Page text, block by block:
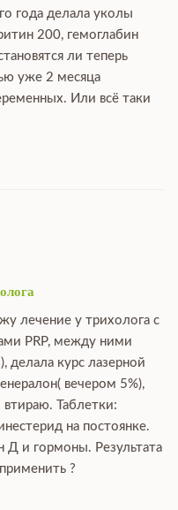
года делала уколы
200, гемоглабин
ли теперь
уже 2 месяца
Или всё таки
лечение у трихолога с
PRP, между ними
делала курс лазерной
вечером 5%),
Таблетки:
на постоянке.
Д и гормоны. Результата
?